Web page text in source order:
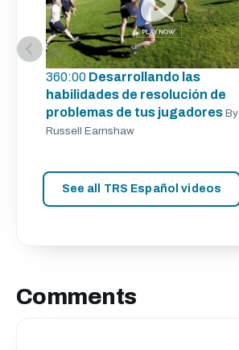
360:00 Desarrollando las
habilidades de resolución de
problemas de tus jugadores By
Russell Earnshaw
See all TRS Español videos
Comments